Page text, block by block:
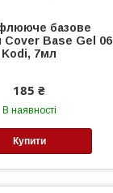
базове
Cover Base Gel 06
Kodi, 7мл
185 ₴
В наявності
Купити